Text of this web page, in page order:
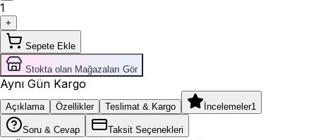
1
+
Sepete Ekle
Stokta olan Mağazaları Gör
Aynı Gün Kargo
Açıklama Özellikler Teslimat & Kargo İncelemeler1
Soru & Cevap Taksit Seçenekleri